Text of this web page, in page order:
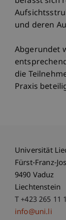
und deren
Abgerundet
die
Praxis
Universität
Fürst-Franz-
9490 Vaduz
Liechtenstein
T +423 265 11
info@uni.li